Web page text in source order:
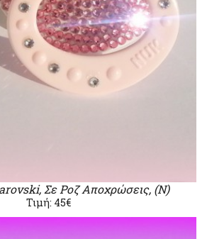
Σε Ροζ Αποχρώσεις, (Ν)
Τιμή: 45€